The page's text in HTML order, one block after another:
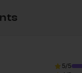
le logo XGames dans
5/5